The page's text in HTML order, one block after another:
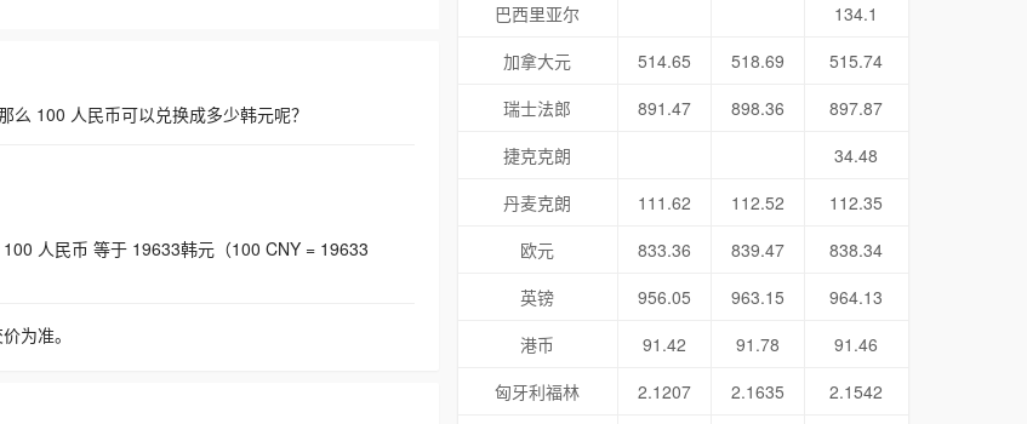
100 人民币可以兑换成多少韩元呢？
人民币 等于 19633韩元（100 CNY = 19633
为准。
巴西里亚尔
134.1
加拿大元
514.65 518.69
515.74
瑞士法郎
891.47 898.36
897.87
捷克克朗
34.48
丹麦克朗
111.62 112.52
112.35
欧元
833.36 839.47
838.34
英镑
956.05 963.15
964.13
港币
91.42 91.78
91.46
匈牙利福林
2.1207 2.1635
2.1542